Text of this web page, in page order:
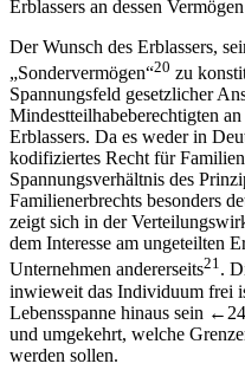
Erblassers an dessen
Der Wunsch des Erblassers,
„Sondervermögen“20 zu
Spannungsfeld gesetzlicher
Mindestteilhabeberechtigten
Erblassers. Da es weder in
kodifiziertes Recht für
Spannungsverhältnis des
Familienerbrechts besonders
zeigt sich in der
dem Interesse am ungeteilten
Unternehmen andererseits21.
inwieweit das Individuum frei
Lebensspanne hinaus sein
und umgekehrt, welche
werden sollen.